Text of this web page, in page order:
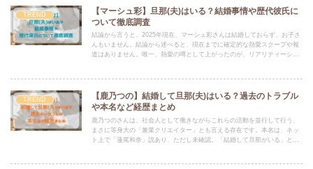
TREND
【マーシュ彩】旦那(夫)はいる？結婚事情や歴代彼氏に
ついて徹底調査
結論から言うと、2025年現在、マーシュ彩さんは結婚しておらず、お子さ
んもいません。結論から述べると、現在までに確定的な熱愛スクープや報
道はありません。唯一、熱愛の噂として上がったのが、リアリティーショ
TREND
【鹿乃つの】結婚して旦那(夫)はいる？過去のトラブル
や本名など経歴まとめ
鹿乃つのさんは、社会人として働きながらこれらの活動を並行して行う、
まさに等身大の「兼業クリエイター」とも言える存在です。本名は、ネッ
ト上で「蓮尾和奈」説あり、ただし未確認。「結婚して旦那がいる」とい